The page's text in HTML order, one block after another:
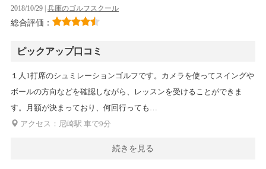
2018/10/29 | 兵庫のゴルフスクール
総合評価：
ピックアップ口コミ
１人1打席のシュミレーションゴルフです。カメラを使ってスイングや
ボールの方向などを確認しながら、レッスンを受けることができま
す。月額が決まっており、何回行っても…
アクセス：尼崎駅 車で9分
続きを見る